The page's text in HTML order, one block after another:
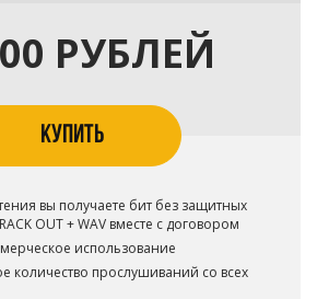
РУБЛЕЙ
КУПИТЬ
вы получаете бит без защитных
OUT + WAV вместе с договором
использование
количество прослушиваний со всех